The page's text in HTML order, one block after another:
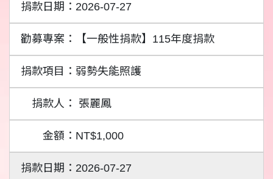
2026-07-27
【一般性捐款】115年度捐款
弱勢失能照護
張麗鳳
NT$1,000
2026-07-27